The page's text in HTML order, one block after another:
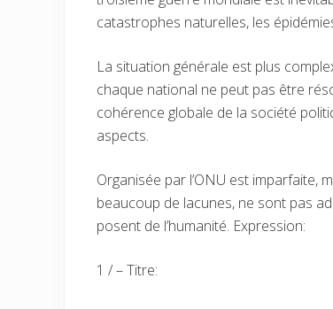
catastrophes naturelles, les
La situation générale est plus
chaque national ne peut pas être
cohérence globale de la société
aspects.
Organisée par l’ONU est imparfaite,
beaucoup de lacunes, ne sont pas
posent de l’humanité. Expression:
1 / – Titre: